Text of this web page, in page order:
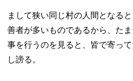
まして狭い同じ村の人間となる
善者が多いものであるから、た
事を行うのを見ると、皆で寄っ
し謗る。